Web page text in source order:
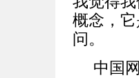
概念，
问。
中国